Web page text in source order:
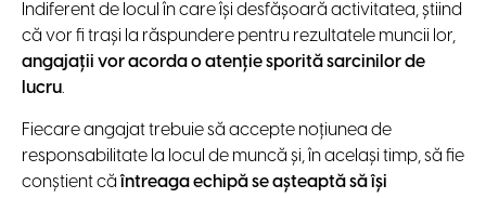
Indiferent de locul în care își desfășoară activitatea, știind
că vor fi trași la răspundere pentru rezultatele muncii lor,
angajații vor acorda o atenție sporită sarcinilor de
lucru.
Fiecare angajat trebuie să accepte noțiunea de
responsabilitate la locul de muncă și, în același timp, să fie
conștient căîntreaga echipă se așteaptă să își